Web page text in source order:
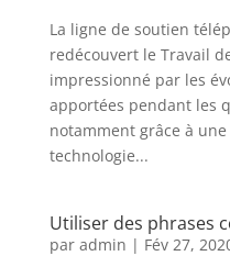
La ligne de soutien
redécouvert le Travail
impressionné par les
apportées pendant les
notamment grâce à
technologie...
Utiliser des phrases
par admin | Fév 27,